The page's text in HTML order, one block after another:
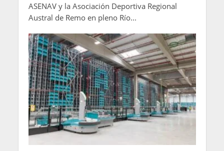
ASENAV y la Asociación Deportiva Regional
Austral de Remo en pleno Río...